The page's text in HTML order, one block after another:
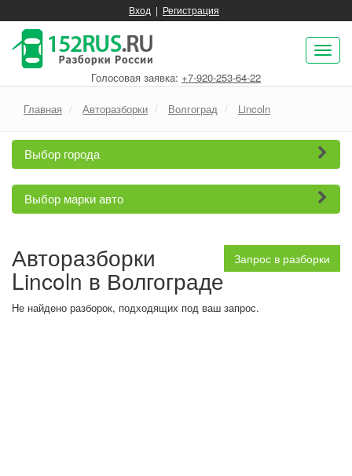
Вход | Регистрация
Голосовая заявка: +7-920-253-64-22
Главная Авторазборки Волгоград Lincoln
Выбор города
Выбор марки авто
Запрос в разборки
Авторазборки
Lincoln в Волгограде
Не найдено разборок, подходящих под ваш запрос.